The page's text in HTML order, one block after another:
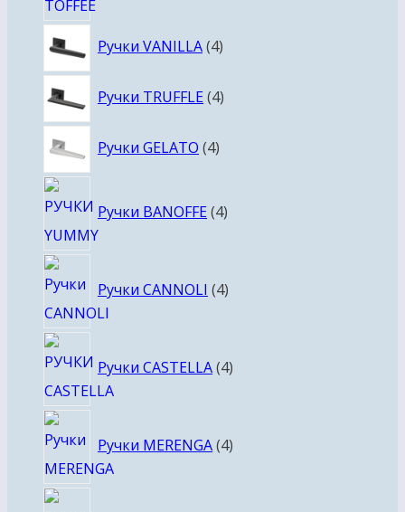
Ручки VANILLA 44
Ручки TRUFFLE 44
Ручки GELATO 44
Ручки BANOFFE 4товара
Ручки CANNOLI 4товара
Ручки CASTELLA 4товара
Ручки MERENGA 4товара